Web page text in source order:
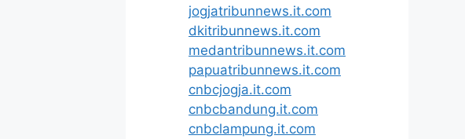
jogjatribunnews.it.com
dkitribunnews.it.com
medantribunnews.it.com
papuatribunnews.it.com
cnbcjogja.it.com
cnbcbandung.it.com
cnbclampung.it.com